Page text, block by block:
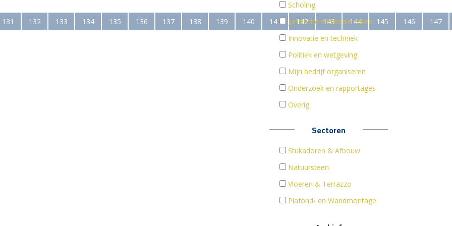
131 132 133 134 135 136 137 138 139 140 141 142 143 144 145 146 147
Scholing
Juridische en fiscale zaken
Innovatie en techniek
Politiek en wetgeving
Mijn bedrijf organiseren
Onderzoek en rapportages
Overig
Sectoren
Stukadoren & Afbouw
Natuursteen
Vloeren & Terrazzo
Plafond- en Wandmontage